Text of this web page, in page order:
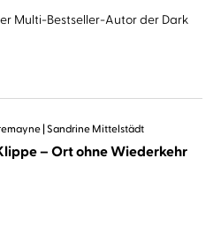
Multi-Bestseller-Autor der Dark
Sandrine Mittelstädt
– Ort ohne Wiederkehr